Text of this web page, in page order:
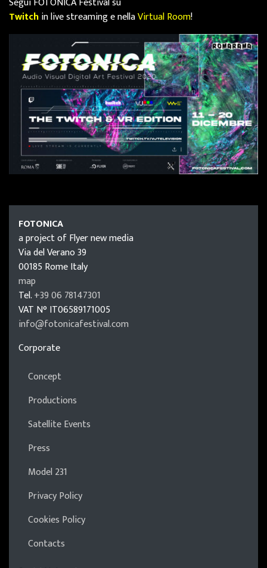
Twitchin live streaming e nellaVirtual Room!
FOTONICA
FOTONICA
a project of Flyer new media
Via del Verano 39
00185 RomeItaly
map
Tel.+39 06 78147301
VAT N° IT06589171005
info@fotonicafestival.com
Corporate
Concept
Productions
Satellite Events
Press
Model 231
Privacy Policy
Cookies Policy
Contacts